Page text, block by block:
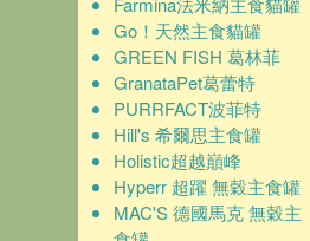
Go！天然主食貓罐
GREEN FISH 葛林菲
GranataPet葛蕾特
PURRFACT波菲特
Hill's 希爾思主食罐
Holistic超越巔峰
Hyperr 超躍 無穀主食罐
MAC'S 德國馬克 無穀主